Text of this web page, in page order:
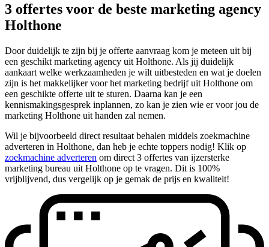
3 offertes voor de beste marketing agency
Holthone
Door duidelijk te zijn bij je offerte aanvraag kom je meteen uit bij
een geschikt marketing agency uit Holthone. Als jij duidelijk
aankaart welke werkzaamheden je wilt uitbesteden en wat je doelen
zijn is het makkelijker voor het marketing bedrijf uit Holthone om
een geschikte offerte uit te sturen. Daarna kan je een
kennismakingsgesprek inplannen, zo kan je zien wie er voor jou de
marketing Holthone uit handen zal nemen.
Wil je bijvoorbeeld direct resultaat behalen middels zoekmachine
adverteren in Holthone, dan heb je echte toppers nodig! Klik op
zoekmachine adverteren om direct 3 offertes van ijzersterke
marketing bureau uit Holthone op te vragen. Dit is 100%
vrijblijvend, dus vergelijk op je gemak de prijs en kwaliteit!